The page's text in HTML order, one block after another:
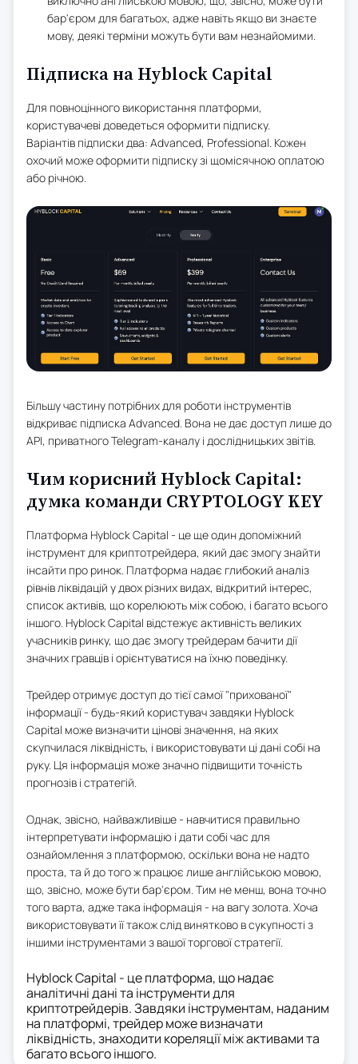
бар'єром для багатьох, адже навіть якщо ви знаєте
мову, деякі терміни можуть бути вам незнайомими.
Підписка на Hyblock Capital
Для повноцінного використання платформи,
користувачеві доведеться оформити підписку.
Варіантів підписки два: Advanced, Professional. Кожен
охочий може оформити підписку зі щомісячною оплатою
або річною.
Більшу частину потрібних для роботи інструментів
відкриває підписка Advanced. Вона не дає доступ лише до
API, приватного Telegram-каналу і дослідницьких звітів.
Чим корисний Hyblock Capital:
думка команди CRYPTOLOGY KEY
Платформа Hyblock Capital - це ще один допоміжний
інструмент для криптотрейдера, який дає змогу знайти
інсайти про ринок. Платформа надає глибокий аналіз
рівнів ліквідацій у двох різних видах, відкритий інтерес,
список активів, що корелюють між собою, і багато всього
іншого. Hyblock Capital відстежує активність великих
учасників ринку, що дає змогу трейдерам бачити дії
значних гравців і орієнтуватися на їхню поведінку.
Трейдер отримує доступ до тієї самої "прихованої"
інформації - будь-який користувач завдяки Hyblock
Capital може визначити цінові значення, на яких
скупчилася ліквідність, і використовувати ці дані собі на
руку. Ця інформація може значно підвищити точність
прогнозів і стратегій.
Однак, звісно, найважливіше - навчитися правильно
інтерпретувати інформацію і дати собі час для
ознайомлення з платформою, оскільки вона не надто
проста, та й до того ж працює лише англійською мовою,
що, звісно, може бути бар'єром. Тим не менш, вона точно
того варта, адже така інформація - на вагу золота. Хоча
використовувати її також слід винятково в сукупності з
іншими інструментами з вашої торгової стратегії.
Hyblock Capital - це платформа, що надає
аналітичні дані та інструменти для
криптотрейдерів. Завдяки інструментам, наданим
на платформі, трейдер може визначати
ліквідність, знаходити кореляції між активами та
багато всього іншого.